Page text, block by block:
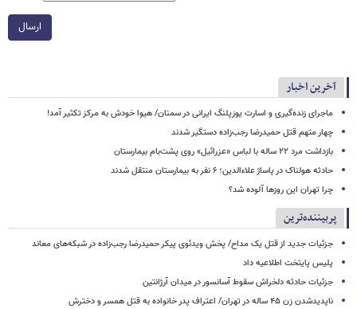
ارسال
آخرین اخبار
ماجرای زنده‌گیری و اسارت یوزپلنگ ایرانی در سمنان/ هیوا خودش به مرکز تکثیر آمد!
چهار متهم قتل حمیدرضا رجب‌زاده دستگیر شدند
بازداشت مرد ۲۲ ساله با لباس «عزرائیل» روی پشت‌بام بیمارستان
حادثه هولناک در پاساژ علاءالدین؛ ۶ نفر به بیمارستان منتقل شدند
چرا تهران این روزها آلوده شد؟
پربیننده‌ترین
جزئیات جدید از قتل یک مداح/ پخش ویدئوی پیکر حمیدرضا رجب‌زاده در شبکه‌های معاند
پلیس پایتخت اطلاعیه داد
جزئیات حادثه دلخراش سقوط آسانسور در میدان آرژانتین
ناپدیدشدن زن ۴۵ ساله در تهران/ اعتراف پدر خانواده به قتل همسر و دخترش